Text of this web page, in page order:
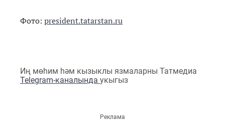
Фото: president.tatarstan.ru
Иң мөһим һәм кызыклы язмаларны Татмедиа
Telegram-каналында укыгыз
Реклама